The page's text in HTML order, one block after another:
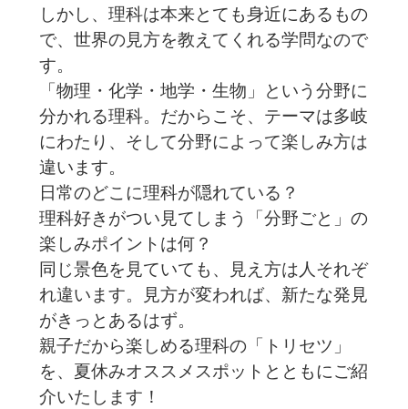
しかし、理科は本来とても身近にあるもの
で、世界の見方を教えてくれる学問なので
す。
「物理・化学・地学・生物」という分野に
分かれる理科。だからこそ、テーマは多岐
にわたり、そして分野によって楽しみ方は
違います。
日常のどこに理科が隠れている？
理科好きがつい見てしまう「分野ごと」の
楽しみポイントは何？
同じ景色を見ていても、見え方は人それぞ
れ違います。見方が変われば、新たな発見
がきっとあるはず。
親子だから楽しめる理科の「トリセツ」
を、夏休みオススメスポットとともにご紹
介いたします！